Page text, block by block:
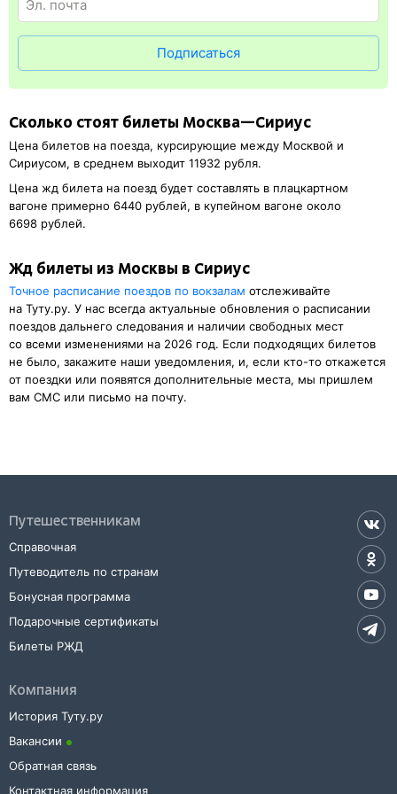
регистрации еще и распечатка посадочного купона.
Подписаться
Сколько стоят билеты Москва—Сириус
Цена билетов на поезда, курсирующие между Москвой и
Сириусом, в среднем выходит 11932 рубля.
Цена жд билета на поезд будет составлять в плацкартном
вагоне примерно 6440 рублей, в купейном вагоне около
6698 рублей.
Жд билеты из Москвы в Сириус
Точное расписание поездов по вокзалам отслеживайте
на Туту.ру. У нас всегда актуальные обновления о расписании
поездов дальнего следования и наличии свободных мест
со всеми изменениями на 2026 год. Если подходящих билетов
не было, закажите наши уведомления, и, если кто-то откажется
от поездки или появятся дополнительные места, мы пришлем
вам СМС или письмо на почту.
Путешественникам
Справочная
Путеводитель по странам
Бонусная программа
Подарочные сертификаты
Билеты РЖД
Компания
История Туту.ру
Вакансии
Обратная связь
Контактная информация